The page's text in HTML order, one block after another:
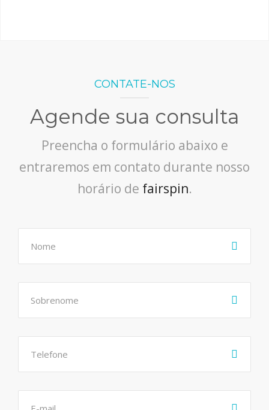
CONTATE-NOS
Agende sua consulta
Preencha o formulário abaixo e
entraremos em contato durante nosso
horário de fairspin.